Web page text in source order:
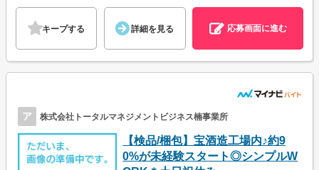
キープする 詳細を見る 応募画面に進む
ア 株式会社トータルマネジメントビジネス楠事業所
【検品/梱包】宝酒造工場内♪約9
0%が未経験スタート◎シンプルW